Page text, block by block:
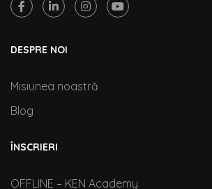
DESPRE NOI
Misiunea noastră
Blog
ÎNSCRIERI
OFFLINE – KEN Academy